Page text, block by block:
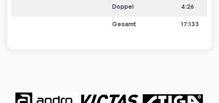
Doppel 4:26
Gesamt 17:133